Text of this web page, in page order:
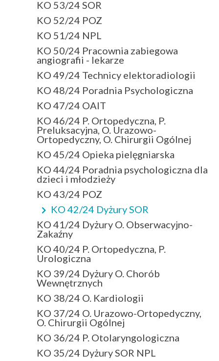
KO 53/24 SOR
KO 52/24 POZ
KO 51/24 NPL
KO 50/24 Pracownia zabiegowa
angiografii - lekarze
KO 49/24 Technicy elektoradiologii
KO 48/24 Poradnia Psychologiczna
KO 47/24 OAIT
KO 46/24 P. Ortopedyczna, P.
Preluksacyjna, O. Urazowo-
Ortopedyczny, O. Chirurgii Ogólnej
KO 45/24 Opieka pielęgniarska
KO 44/24 Poradnia psychologiczna dla
dzieci i młodzieży
KO 43/24 POZ
KO 42/24 Dyżury SOR
KO 41/24 Dyżury O. Obserwacyjno-
Zakaźny
KO 40/24 P. Ortopedyczna, P.
Urologiczna
KO 39/24 Dyżury O. Chorób
Wewnętrznych
KO 38/24 O. Kardiologii
KO 37/24 O. Urazowo-Ortopedyczny,
O. Chirurgii Ogólnej
KO 36/24 P. Otolaryngologiczna
KO 35/24 Dyżury SOR NPL